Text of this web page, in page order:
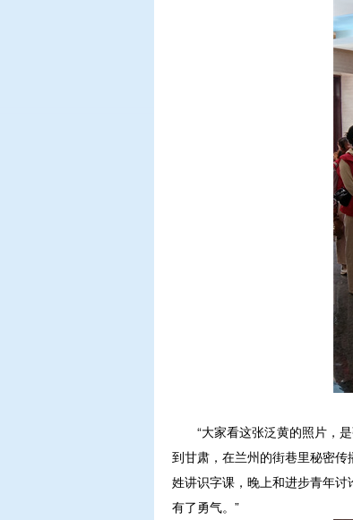
“大家看这张泛黄的照片，是
到甘肃，在兰州的街巷里秘密
姓讲识字课，晚上和进步青年讨
有了勇气。”